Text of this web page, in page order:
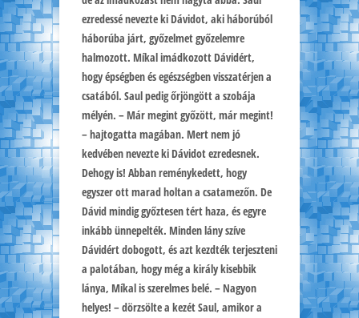
ezredessé nevezte ki Dávidot, aki háborúból
háborúba járt, győzelmet győzelemre
halmozott. Míkal imádkozott Dávidért,
hogy épségben és egészségben visszatérjen a
csatából. Saul pedig őrjöngött a szobája
mélyén. – Már megint győzött, már megint!
– hajtogatta magában. Mert nem jó
kedvében nevezte ki Dávidot ezredesnek.
Dehogy is! Abban reménykedett, hogy
egyszer ott marad holtan a csatamezőn. De
Dávid mindig győztesen tért haza, és egyre
inkább ünnepelték. Minden lány szíve
Dávidért dobogott, és azt kezdték terjeszteni
a palotában, hogy még a király kisebbik
lánya, Míkal is szerelmes belé. – Nagyon
helyes! – dörzsölte a kezét Saul, amikor a